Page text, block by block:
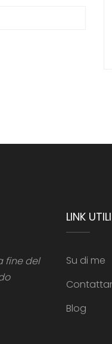
fine del
LINK UTILI
Su di me
Blog